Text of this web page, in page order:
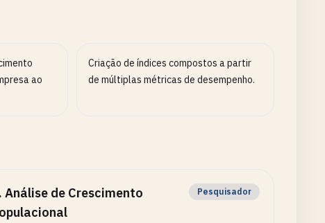
ao
Criação de índices compostos a partir
de múltiplas métricas de desempenho.
. Análise de Crescimento
Pesquisador